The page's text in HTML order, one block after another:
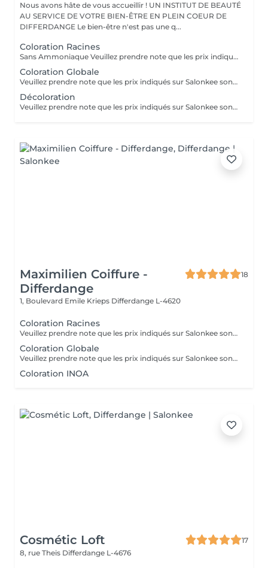
Nous avons hâte de vous accueillir ! UN INSTITUT DE BEAUTÉ
AU SERVICE DE VOTRE BIEN-ÊTRE EN PLEIN COEUR DE
DIFFERDANGE Le bien-être n'est pas une q...
Coloration Racines
Sans Ammoniaque Veuillez prendre note que les prix indiqués sur Salonkee sont communiqués à titre informatif et s'entendent de base. Ces derniers sont susceptibles de varier selon le diagnostic réalisé à votre arrivée au salon et l'expertise du professionnel à qui vous confiez votre beauté. Dans tous les cas, un devis précis vous sera proposé et toutes réalisations de prestations seront effectuées avec votre accord. Un grand merci d'avance pour votre compréhension. Au plaisir de vous recevoir très vite.
Coloration Globale
Veuillez prendre note que les prix indiqués sur Salonkee sont communiqués à titre informatif et s'entendent de base. Ces derniers sont susceptibles de varier selon le diagnostic réalisé à votre arrivée au salon et l'expertise du professionnel à qui vous confiez votre beauté. Dans tous les cas, un devis précis vous sera proposé et toutes réalisations de prestations seront effectuées avec votre accord. Un grand merci d'avance pour votre compréhension. Au plaisir de vous recevoir très vite.
Décoloration
Veuillez prendre note que les prix indiqués sur Salonkee sont communiqués à titre informatif et s'entendent de base. Ces derniers sont susceptibles de varier selon le diagnostic réalisé à votre arrivée au salon et l'expertise du professionnel à qui vous confiez votre beauté. Dans tous les cas, un devis précis vous sera proposé et toutes réalisations de prestations seront effectuées avec votre accord. Un grand merci d'avance pour votre compréhension. Au plaisir de vous recevoir très vite.
Maximilien Coiffure -
Differdange
18
1, Boulevard Emile Krieps Differdange L-4620
Coloration Racines
Veuillez prendre note que les prix indiqués sur Salonkee sont communiqués à titre informatif et s'entendent de base. Ces derniers sont susceptibles de varier selon le diagnostic réalisé à votre arrivée au salon et l'expertise du professionnel à qui vous confiez votre beauté. Dans tous les cas, un devis précis vous sera proposé et toutes réalisations de prestations seront effectuées avec votre accord. Un grand merci d'avance pour votre compréhension. Au plaisir de vous recevoir très vite.
Coloration Globale
Veuillez prendre note que les prix indiqués sur Salonkee sont communiqués à titre informatif et s'entendent de base. Ces derniers sont susceptibles de varier selon le diagnostic réalisé à votre arrivée au salon et l'expertise du professionnel à qui vous confiez votre beauté. Dans tous les cas, un devis précis vous sera proposé et toutes réalisations de prestations seront effectuées avec votre accord. Un grand merci d'avance pour votre compréhension. Au plaisir de vous recevoir très vite.
Coloration INOA
Cosmétic Loft
17
8, rue Theis Differdange L-4676